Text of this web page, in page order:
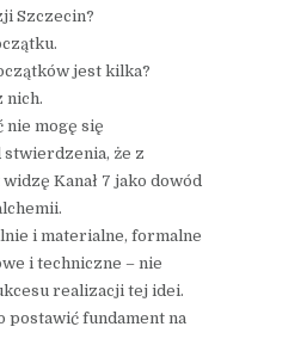
Szczecin?
jest kilka?
nich.
nie mogę się
że z
Kanał 7 jako dowód
i materialne, formalne
i techniczne – nie
realizacji tej idei.
postawić fundament na